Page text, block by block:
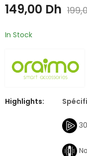
149,00 Dh
In Stock
Highlights: